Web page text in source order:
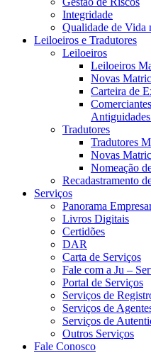
Integridade
Qualidade de Vida
Leiloeiros e Tradutores
Leiloeiros
Leiloeiros
Novas
Carteira de
Tradutores
Tradutores
Novas
Nomeação
Recadastramento
Serviços
Panorama
Livros Digitais
Certidões
DAR
Carta de Serviços
Fale com a Ju –
Portal de Serviços
Serviços de
Serviços de
Serviços de
Outros Serviços
Fale Conosco